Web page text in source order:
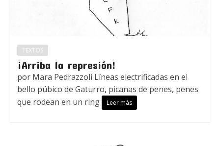
TEXTOS
¡Arriba la represión!
por Mara Pedrazzoli Líneas electrificadas en el
bello púbico de Gaturro, picanas de penes, penes
que rodean en un ring
Leer más